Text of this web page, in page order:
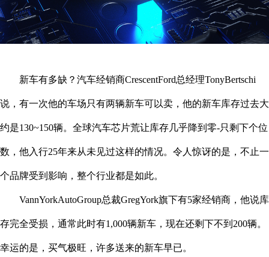
新车有多缺？汽车经销商CrescentFord总经理TonyBertschi
说，有一次他的车场只有两辆新车可以卖，他的新车库存过去大
约是130~150辆。全球汽车芯片荒让库存几乎降到零-只剩下个位
数，他入行25年来从未见过这样的情况。令人惊讶的是，不止一
个品牌受到影响，整个行业都是如此。
VannYorkAutoGroup总裁GregYork旗下有5家经销商，他说库
存完全受损，通常此时有1,000辆新车，现在还剩下不到200辆。
幸运的是，买气极旺，许多送来的新车早已。